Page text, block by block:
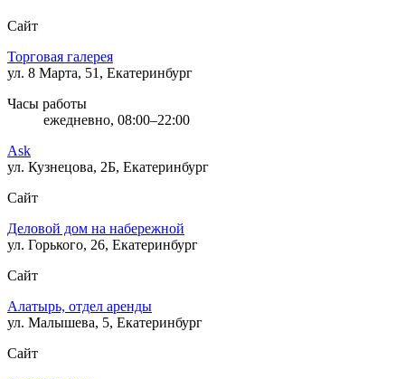
Сайт
Торговая галерея
ул. 8 Марта, 51, Екатеринбург
Часы работы
ежедневно, 08:00–22:00
Ask
ул. Кузнецова, 2Б, Екатеринбург
Сайт
Деловой дом на набережной
ул. Горького, 26, Екатеринбург
Сайт
Алатырь, отдел аренды
ул. Малышева, 5, Екатеринбург
Сайт